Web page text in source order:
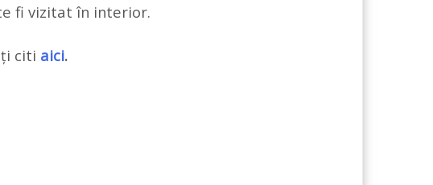
fi vizitat în interior.
citi aici.